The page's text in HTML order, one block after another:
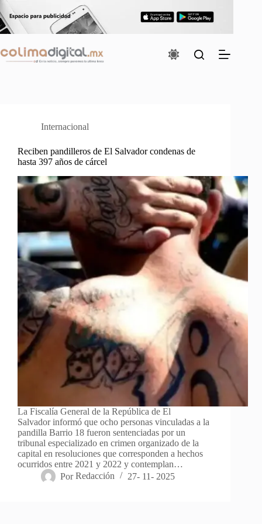
Saltar
al
contenido
Internacional
Reciben pandilleros de El Salvador condenas de
hasta 397 años de cárcel
La Fiscalía General de la República de El
Salvador informó que ocho personas vinculadas a la
pandilla Barrio 18 fueron sentenciadas por un
tribunal especializado en crimen organizado de la
capital en resoluciones que corresponden a hechos
ocurridos entre 2021 y 2022 y contemplan…
Por Redacción 27- 11- 2025